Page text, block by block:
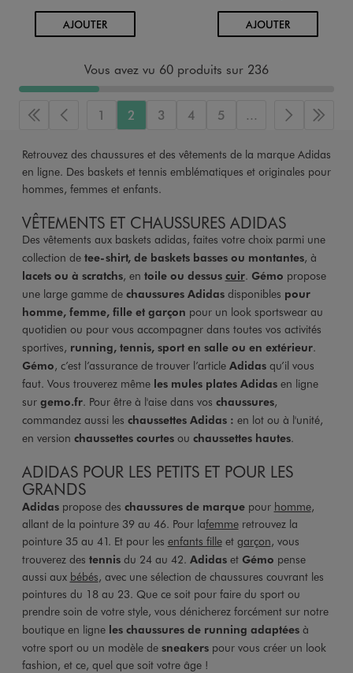
AJOUTERAU PANIER AJOUTERAU PANIER
Vous avez vu 60 produits sur 236
Première page
Page précédente
1 2 3 4 5 ... Page
Retrouvez des chaussures et des vêtements de la marque Adidas
en ligne. Des baskets et tennis emblématiques et originales pour
hommes, femmes et enfants.
VÊTEMENTS ET CHAUSSURES ADIDAS
Des vêtements aux baskets adidas, faites votre choix parmi une
collection de tee-shirt, de baskets basses ou montantes, à
lacets ou à scratchs, en toile ou dessus cuir. Gémo propose
une large gamme de chaussures Adidas disponibles pour
homme, femme, fille et garçon pour un look sportswear au
quotidien ou pour vous accompagner dans toutes vos activités
sportives, running, tennis, sport en salle ou en extérieur.
Gémo, c’est l’assurance de trouver l’article Adidasqu’il vous
faut. Vous trouverez même les mules plates Adidasen ligne
sur gemo.fr. Pour être à l'aise dans vos chaussures,
commandez aussi les chaussettes Adidas : en lot ou à l'unité,
en version chaussettes courtesou chaussettes hautes.
ADIDAS POUR LES PETITS ET POUR LES
GRANDS
Adidaspropose des chaussures de marquepour homme,
allant de la pointure 39 au 46. Pour lafemmeretrouvez la
pointure 35 au 41. Et pour les enfants filleet garçon, vous
trouverez des tennisdu 24 au 42. Adidaset Gémo pense
aussi aux bébés, avec une sélection de chaussures couvrant les
pointures du 18 au 23. Que ce soit pour faire du sport ou
prendre soin de votre style, vous dénicherez forcément sur notre
boutique en ligne les chaussures de running adaptéesà
votre sport ou un modèle de sneakerspour vous créer un look
fashion, et ce, quel que soit votre âge !